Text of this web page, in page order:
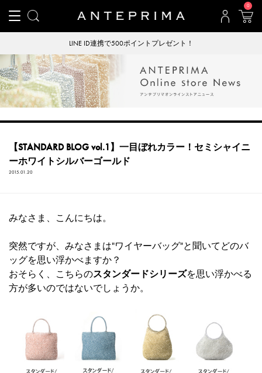
0
LINE ID連携で500ポイントプレゼント！
【STANDARD BLOG vol.1】一目ぼれカラー！セミシャイニ
ーホワイトシルバーゴールド
2015.01.20
みなさま、こんにちは。
突然ですが、みなさまは"ワイヤーバッグ"と聞いてどのバ
ッグを思い浮かべますか？
おそらく、こちらのスタンダードシリーズを思い浮かべる
方が多いのではないでしょうか。